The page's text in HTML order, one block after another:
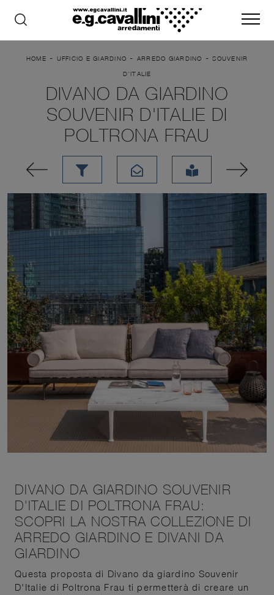
HOME - UFFICIO E GIARDINO - ARREDO GIARDINO -SOUVENIR
D'ITALIE
DIVANO DA GIARDINO
SOUVENIR D'ITALIE DI
POLTRONA FRAU
DIVANO DA GIARDINO SOUVENIR
D'ITALIE DI POLTRONA FRAU:
SCOPRI LA NOSTRA COLLEZIONE DI
ARREDO GIARDINO E DIVANI DA
GIARDINO
Questa proposta di Divano da giardino Souvenir
D'Italie di Poltrona Frau ti permetterà di creare un